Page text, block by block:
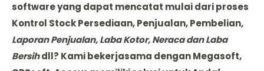
software yang dapat mencatat mulai dari proses
Kontrol Stock Persediaan, Penjualan, Pembelian,
Laporan Penjualan, Laba Kotor, Neraca dan Laba
Bersihdll? Kami bekerjasama dengan Megasoft,